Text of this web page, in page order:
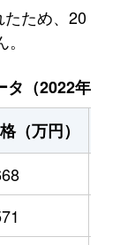
ため、20
（2022年11
（万円）